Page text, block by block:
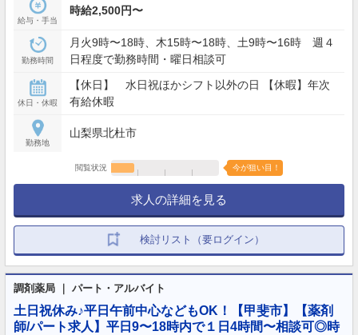
給与・手当
時給2,500円〜
勤務時間
月火9時〜18時、木15時〜18時、土9時〜16時 週４
日程度で勤務時間・曜日相談可
休日・休暇
【休日】 水日祝ほかシフト以外の日 【休暇】年次
有給休暇
勤務地
山梨県北杜市
閲覧状況 今が狙い目！
求人の詳細を見る
検討リスト（要ログイン）
調剤薬局 ｜ パート・アルバイト
土日祝休み♪平日午前中心などもOK！【甲斐市】【薬剤
師/パート求人】平日9〜18時内で１日4時間〜相談可◎時